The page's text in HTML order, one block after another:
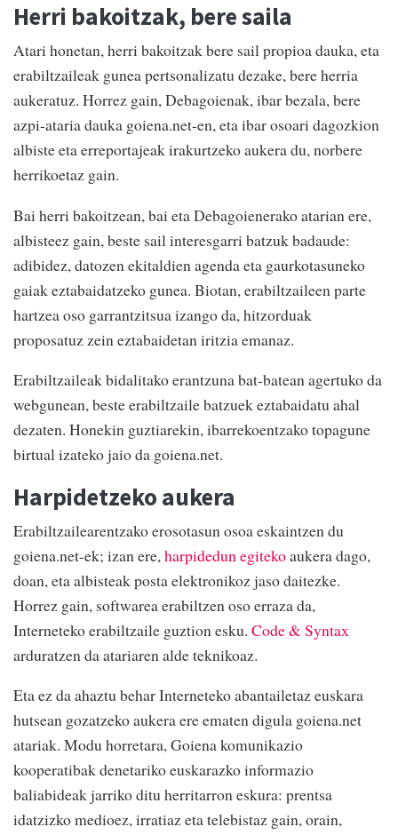
Herri bakoitzak, bere saila
Atari honetan, herri bakoitzak bere sail propioa dauka, eta
erabiltzaileak gunea pertsonalizatu dezake, bere herria
aukeratuz. Horrez gain, Debagoienak, ibar bezala, bere
azpi-ataria dauka goiena.net-en, eta ibar osoari dagozkion
albiste eta erreportajeak irakurtzeko aukera du, norbere
herrikoetaz gain.
Bai herri bakoitzean, bai eta Debagoienerako atarian ere,
albisteez gain, beste sail interesgarri batzuk badaude:
adibidez, datozen ekitaldien agenda eta gaurkotasuneko
gaiak eztabaidatzeko gunea. Biotan, erabiltzaileen parte
hartzea oso garrantzitsua izango da, hitzorduak
proposatuz zein eztabaidetan iritzia emanaz.
Erabiltzaileak bidalitako erantzuna bat-batean agertuko da
webgunean, beste erabiltzaile batzuek eztabaidatu ahal
dezaten. Honekin guztiarekin, ibarrekoentzako topagune
birtual izateko jaio da goiena.net.
Harpidetzeko aukera
Erabiltzailearentzako erosotasun osoa eskaintzen du
goiena.net-ek; izan ere, harpidedun egitekoaukera dago,
doan, eta albisteak posta elektronikoz jaso daitezke.
Horrez gain, softwarea erabiltzen oso erraza da,
Interneteko erabiltzaile guztion esku. Code & Syntax
arduratzen da atariaren alde teknikoaz.
Eta ez da ahaztu behar Interneteko abantailetaz euskara
hutsean gozatzeko aukera ere ematen digula goiena.net
atariak. Modu horretara, Goiena komunikazio
kooperatibak denetariko euskarazko informazio
baliabideak jarriko ditu herritarron eskura: prentsa
idatzizko medioez, irratiaz eta telebistaz gain, orain,